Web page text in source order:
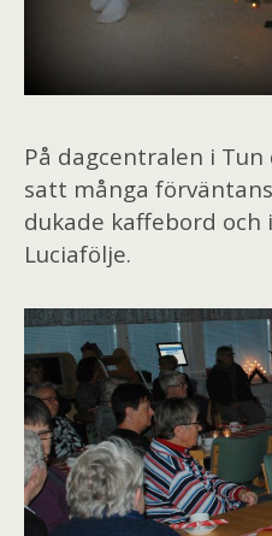
På dagcentralen i
satt många
dukade kaffebord och
Luciafölje.